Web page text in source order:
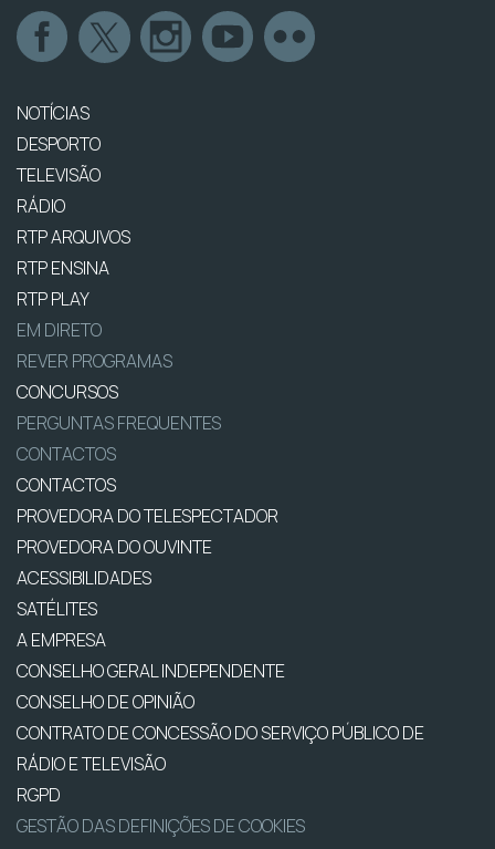
NOTÍCIAS
DESPORTO
TELEVISÃO
RÁDIO
RTP ARQUIVOS
RTP ENSINA
RTP PLAY
EM DIRETO
REVER PROGRAMAS
CONCURSOS
PERGUNTAS FREQUENTES
CONTACTOS
CONTACTOS
PROVEDORA DO TELESPECTADOR
PROVEDORA DO OUVINTE
ACESSIBILIDADES
SATÉLITES
A EMPRESA
CONSELHO GERAL INDEPENDENTE
CONSELHO DE OPINIÃO
CONTRATO DE CONCESSÃO DO SERVIÇO PÚBLICO DE
RÁDIO E TELEVISÃO
RGPD
GESTÃO DAS DEFINIÇÕES DE COOKIES